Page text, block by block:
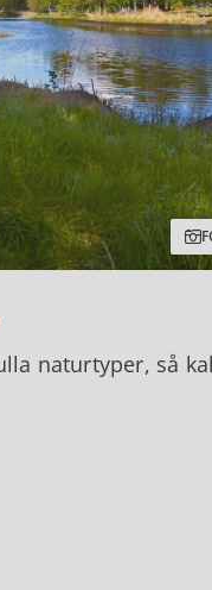
naturtyper, så